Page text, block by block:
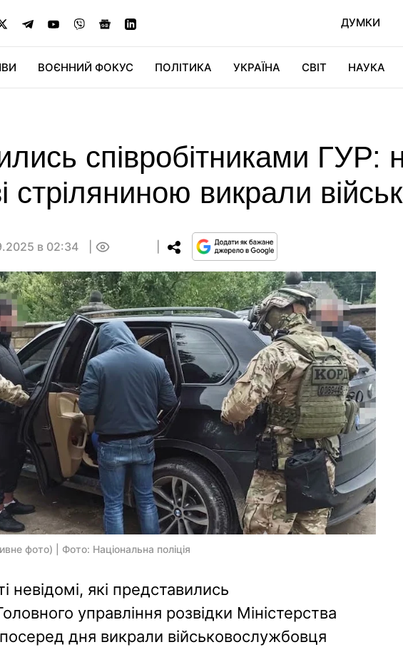
ДУМКИ
ВОЄННИЙ ФОКУС ПОЛІТИКА УКРАЇНА СВІТ НАУКА
співробітниками ГУР:
стріляниною викрали
в 02:34
фото) | Фото: Національна поліція
невідомі, які представились
управління розвідки Міністерства
дня викрали військовослужбовця